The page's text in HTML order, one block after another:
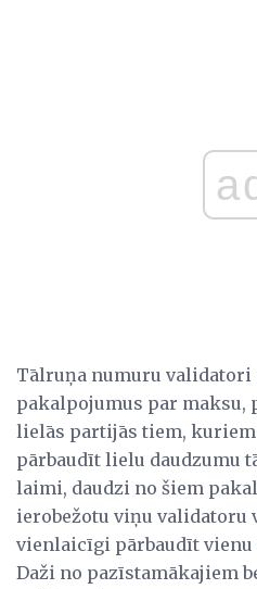
Tālruņa numuru validatori
pakalpojumus par maksu,
lielās partijās tiem, kuriem
pārbaudīt lielu daudzumu
laimi, daudzi no šiem
ierobežotu viņu validatoru
vienlaicīgi pārbaudīt vienu
Daži no pazīstamākajiem